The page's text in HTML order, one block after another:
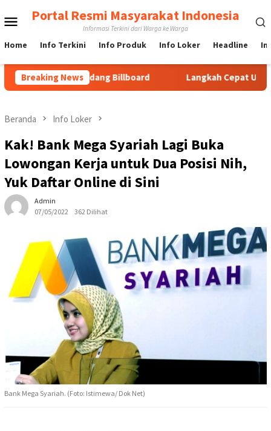
ke
Menu
Mobile
Portal Resmi Masyarakat Indonesia
Informasi Terkini dari Warga ke Warga
Home Info Terkini Info Produk Info Loker Headline
Breaking News
Gudang Billboard Langkah Cepat URC Macan
Beranda Info Loker
Kak! Bank Mega Syariah Lagi Buka
Lowongan Kerja untuk Dua Posisi Nih,
Yuk Daftar Online di Sini
Admin
07/05/2022
362 Dilihat
Bank Mega Syariah. (Foto: Istimewa/ Dok Net)